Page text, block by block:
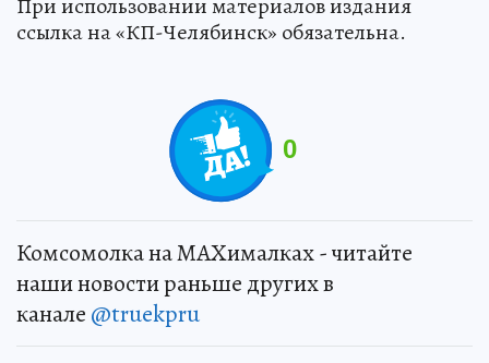
При использовании материалов издания
ссылка на «КП-Челябинск» обязательна.
0
Комсомолка на MAXималках - читайте
наши новости раньше других в
канале @truekpru